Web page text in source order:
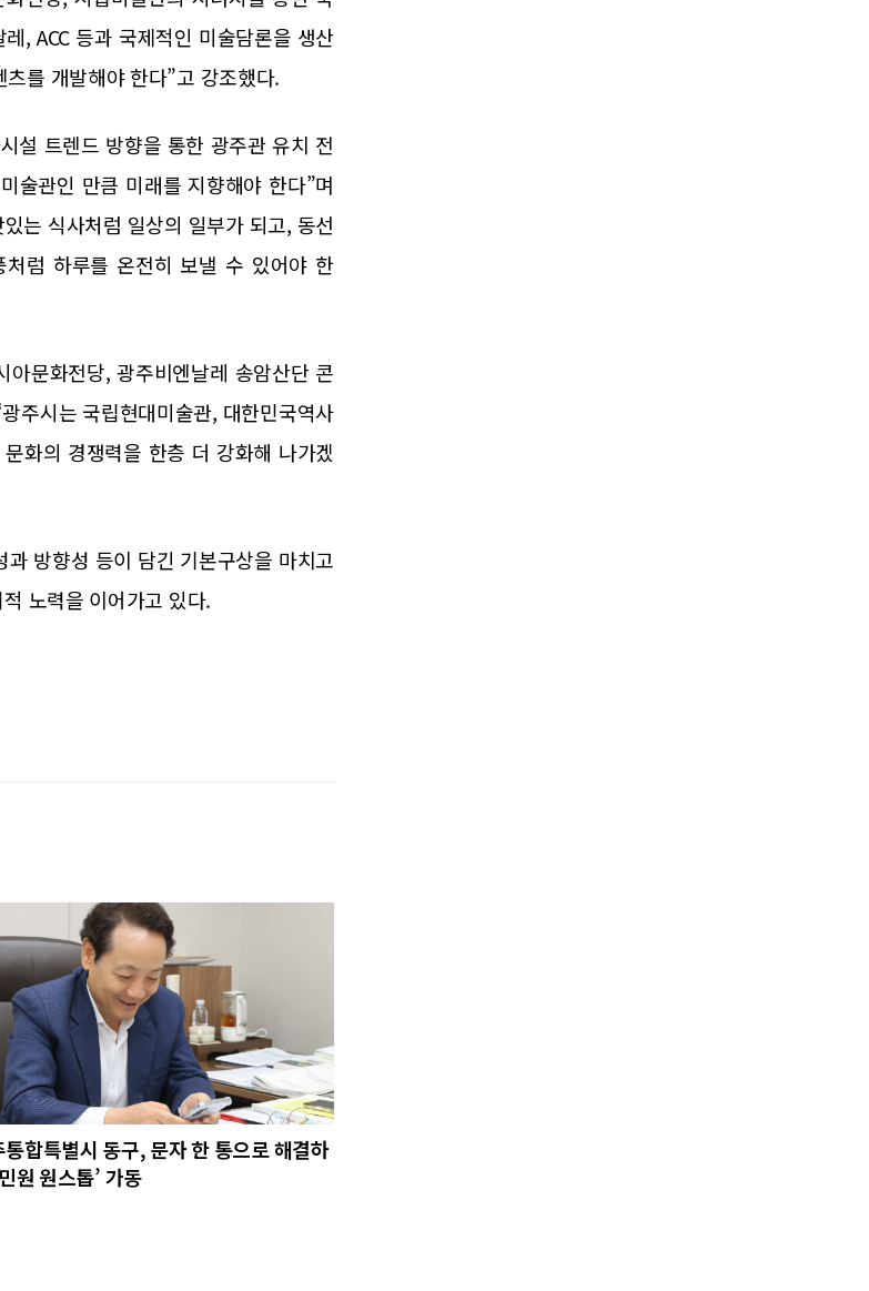
, ACC 등과 국제적인 미술담론을 생산
를 개발해야 한다”고 강조했다.
설 트렌드 방향을 통한 광주관 유치 전
술관인 만큼 미래를 지향해야 한다”며
는 식사처럼 일상의 일부가 되고, 동선
처럼 하루를 온전히 보낼 수 있어야 한
문화전당, 광주비엔날레 송암산단 콘
주시는 국립현대미술관, 대한민국역사
화의 경쟁력을 한층 더 강화해 나가겠
방향성 등이 담긴 기본구상을 마치고
노력을 이어가고 있다.
합특별시 동구, 문자 한 통으로 해결하
원 원스톱’ 가동